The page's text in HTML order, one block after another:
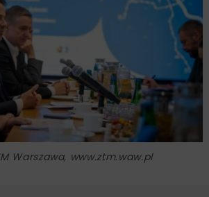
Warszawa, www.ztm.waw.pl